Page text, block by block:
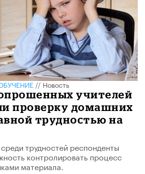
//Новость
учителей
проверку домашних
трудностью на
трудностей респонденты
контролировать процесс
материала.